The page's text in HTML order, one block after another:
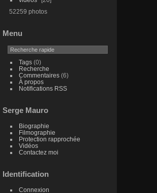
52259 photos
Menu
Tags(0)
Recherche
Commentaires(6)
À propos
Notifications RSS
Serge Mauro
Biographie
Filmographie
Protection rapprochée
Vidéos
Contactez moi
Identification
Connexion